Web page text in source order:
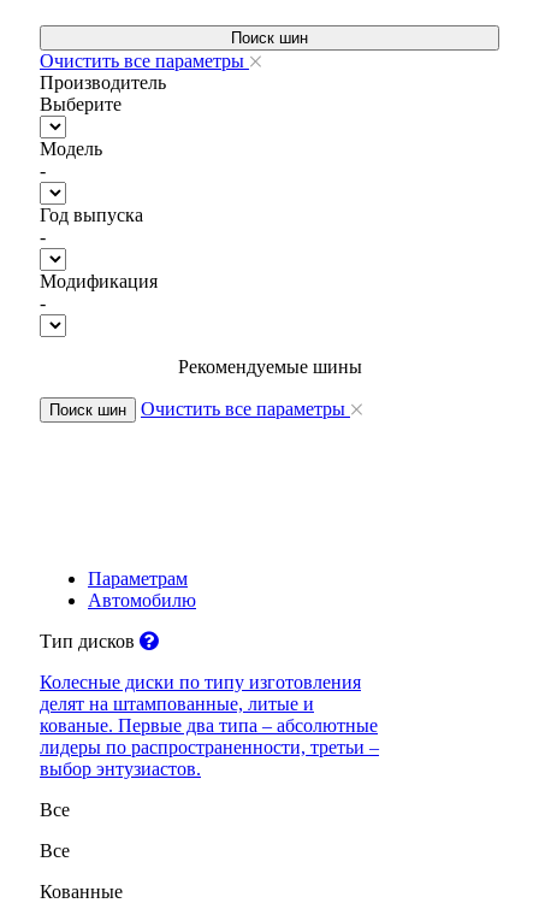
Поиск шин
Очистить все параметры
Производитель
Выберите
Модель
-
Год выпуска
-
Модификация
-
Рекомендуемые шины
Поиск шин Очистить все параметры
Параметрам
Автомобилю
Тип дисков
Колесные диски по типу изготовления
делят на штампованные, литые и
кованые. Первые два типа – абсолютные
лидеры по распространенности, третьи –
выбор энтузиастов.
Все
Все
Кованные